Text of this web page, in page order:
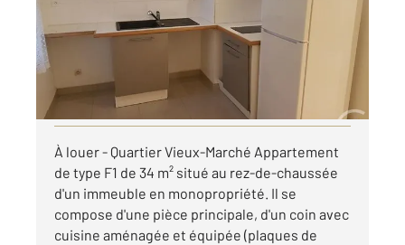
Appartement F1 à louer
426 €
par mois charges comprises
Visiter le site dédié
À louer - Quartier Vieux-Marché Appartement
de type F1 de 34 m² situé au rez-de-chaussée
d'un immeuble en monopropriété. Il se
compose d'une pièce principale, d'un coin avec
cuisine aménagée et équipée (plaques de